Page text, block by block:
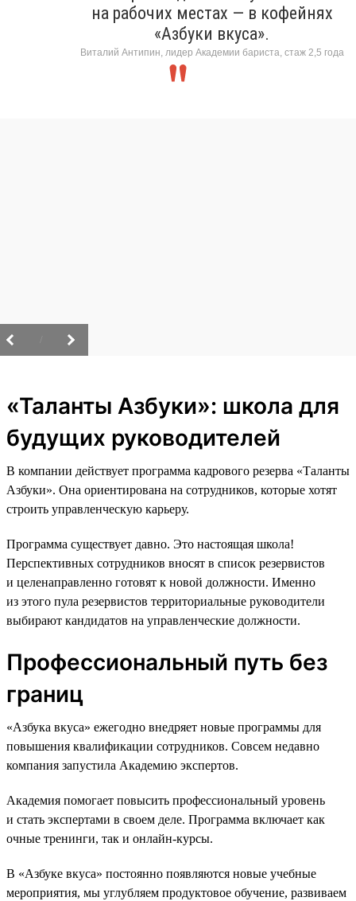
на рабочих местах — в кофейнях
«Азбуки вкуса».
Виталий Антипин, лидер Академии бариста, стаж 2,5 года
«Таланты Азбуки»: школа для
будущих руководителей
В компании действует программа кадрового резерва «Таланты
Азбуки». Она ориентирована на сотрудников, которые хотят
строить управленческую карьеру.
Программа существует давно. Это настоящая школа!
Перспективных сотрудников вносят в список резервистов
и целенаправленно готовят к новой должности. Именно
из этого пула резервистов территориальные руководители
выбирают кандидатов на управленческие должности.
Профессиональный путь без
границ
«Азбука вкуса» ежегодно внедряет новые программы для
повышения квалификации сотрудников. Совсем недавно
компания запустила Академию экспертов.
Академия помогает повысить профессиональный уровень
и стать экспертами в своем деле. Программа включает как
очные тренинги, так и онлайн-курсы.
В «Азбуке вкуса» постоянно появляются новые учебные
мероприятия, мы углубляем продуктовое обучение, развиваем